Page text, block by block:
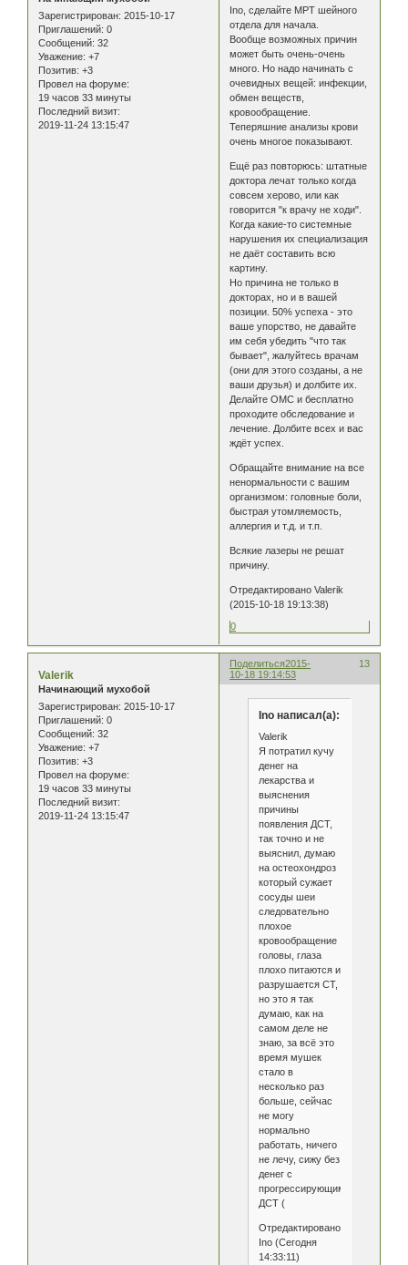
Зарегистрирован: 2015-10-17
Приглашений: 0
Сообщений: 32
Уважение: +7
Позитив: +3
Провел на форуме:
19 часов 33 минуты
Последний визит:
2019-11-24 13:15:47
Ino, сделайте МРТ шейного
отдела для начала.
Вообще возможных причин
может быть очень-очень
много. Но надо начинать с
очевидных вещей: инфекции,
обмен веществ,
кровообращение.
Теперяшние анализы крови
очень многое показывают.
Ещё раз повторюсь: штатные
доктора лечат только когда
совсем херово, или как
говорится "к врачу не ходи".
Когда какие-то системные
нарушения их специализация
не даёт составить всю
картину.
Но причина не только в
докторах, но и в вашей
позиции. 50% успеха - это
ваше упорство, не давайте
им себя убедить "что так
бывает", жалуйтесь врачам
(они для этого созданы, а не
ваши друзья) и долбите их.
Делайте ОМС и бесплатно
проходите обследование и
лечение. Долбите всех и вас
ждёт успех.
Обращайте внимание на все
ненормальности с вашим
организмом: головные боли,
быстрая утомляемость,
аллергия и т.д. и т.п.
Всякие лазеры не решат
причину.
Отредактировано Valerik
(2015-10-18 19:13:38)
0
Поделиться 13
2015-
10-18 19:14:53
Valerik
Начинающий мухобой
Зарегистрирован: 2015-10-17
Приглашений: 0
Сообщений: 32
Уважение: +7
Позитив: +3
Провел на форуме:
19 часов 33 минуты
Последний визит:
2019-11-24 13:15:47
Ino написал(а):
Valerik
Я потратил кучу
денег на
лекарства и
выяснения
причины
появления ДСТ,
так точно и не
выяснил, думаю
на остеохондроз
который сужает
сосуды шеи
следовательно
плохое
кровообращение
головы, глаза
плохо питаются и
разрушается СТ,
но это я так
думаю, как на
самом деле не
знаю, за всё это
время мушек
стало в
несколько раз
больше, сейчас
не могу
нормально
работать, ничего
не лечу, сижу без
денег с
прогрессирующим
ДСТ (
Отредактировано
Ino (Сегодня
14:33:11)